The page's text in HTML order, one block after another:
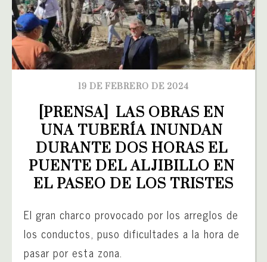
19 DE FEBRERO DE 2024
[PRENSA]  LAS OBRAS EN
UNA TUBERÍA INUNDAN
DURANTE DOS HORAS EL
PUENTE DEL ALJIBILLO EN
EL PASEO DE LOS TRISTES
El gran charco provocado por los arreglos de
los conductos, puso dificultades a la hora de
pasar por esta zona.